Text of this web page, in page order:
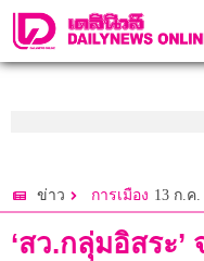
ข่าว การเมือง 13 ก.ค.
‘สว.กลุ่มอิสระ’